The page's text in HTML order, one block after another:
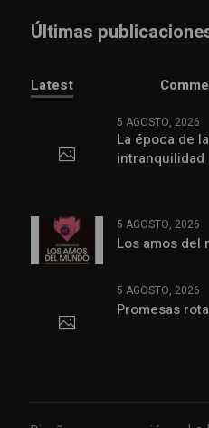
Últimas
Latest
5 AGOSTO, 2026
La época de la
intranquilidad
5 AGOSTO, 2026
Los amos del
5 AGOSTO, 2026
Promesas